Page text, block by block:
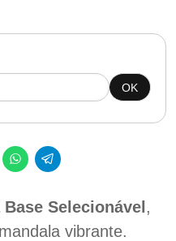
OK
Selecionável ,
vibrante.